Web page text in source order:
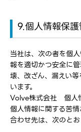
9.個人情報保
当社は、次の者を個
報を適切かつ安全に
壊、改ざん、漏えい
います。
Volve株式会社 個人
個人情報に関する苦
合わせ先は、次のとお